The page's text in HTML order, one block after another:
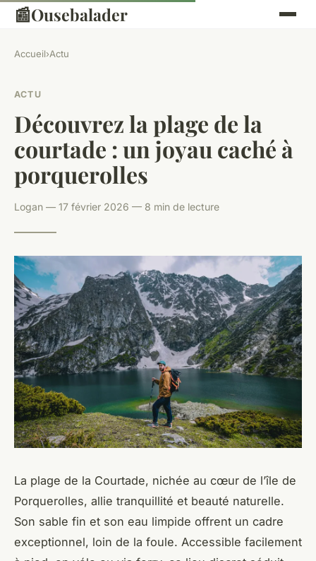
📰Ousebalader
Accueil›Actu
ACTU
Découvrez la plage de la
courtade : un joyau caché à
porquerolles
Logan — 17 février 2026 — 8 min de lecture
La plage de la Courtade, nichée au cœur de l’île de
Porquerolles, allie tranquillité et beauté naturelle.
Son sable fin et son eau limpide offrent un cadre
exceptionnel, loin de la foule. Accessible facilement